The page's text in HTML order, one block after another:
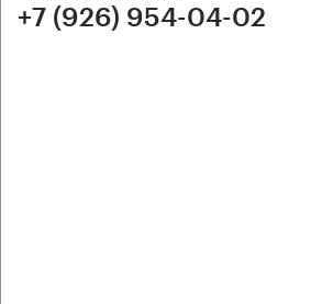
+7 (926) 954-04-02